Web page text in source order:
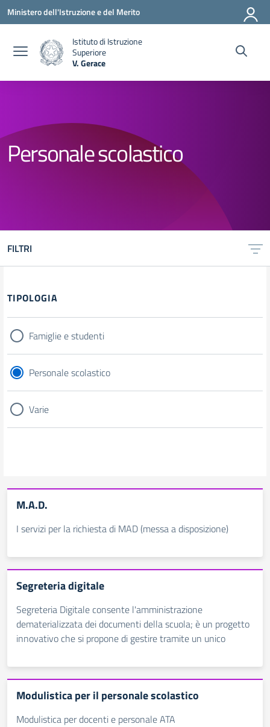
Vai ai contenuti
Vai al menu di navigazione
Vai al footer
Ministero dell'Istruzione e del Merito
Istituto di Istruzione
Superiore
V. Gerace
Personale scolastico
FILTRI
Filtri
TIPOLOGIA
Famiglie e studenti
Personale scolastico
Varie
M.A.D.
I servizi per la richiesta di MAD (messa a disposizione)
Segreteria digitale
Segreteria Digitale consente l'amministrazione
dematerializzata dei documenti della scuola; è un progetto
innovativo che si propone di gestire tramite un unico
Modulistica per il personale scolastico
Modulistica per docenti e personale ATA